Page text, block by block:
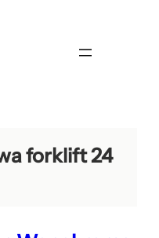
forklift 24